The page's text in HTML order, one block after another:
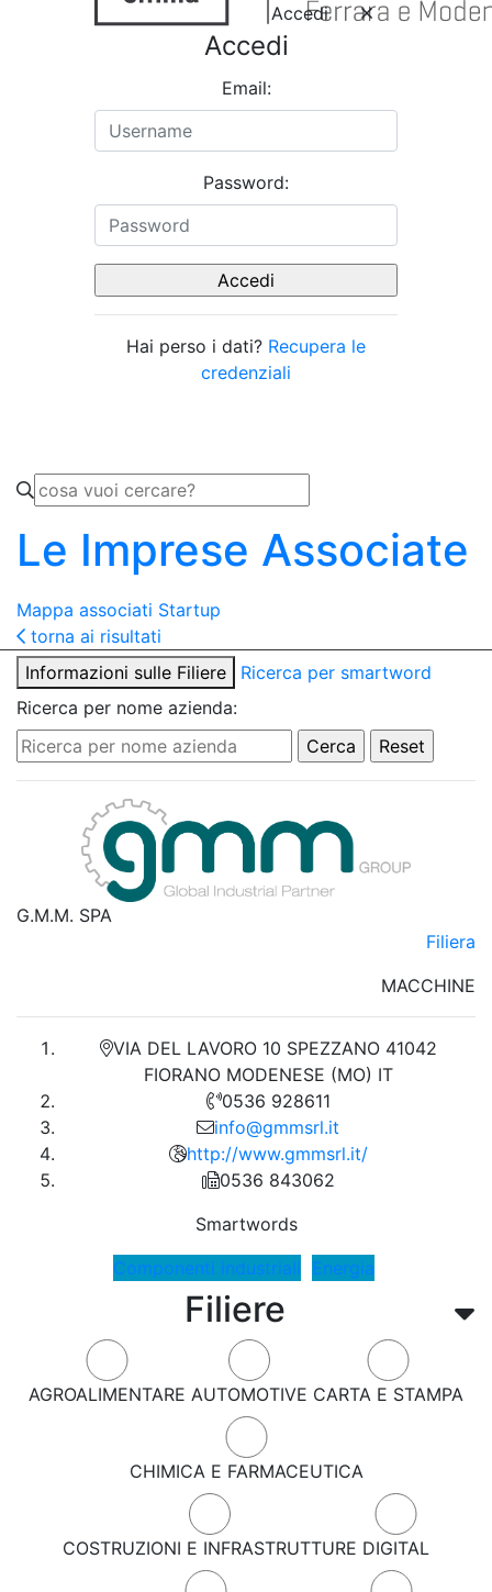
Accedi
Accedi
Email:
Password:
Hai perso i dati? Recupera le
credenziali
Le Imprese Associate
Mappa associati Startup
torna ai risultati
Informazioni sulle Filiere
Ricerca per smartword
Ricerca per nome azienda:
Filiere
AGROALIMENTARE AUTOMOTIVE CARTA E STAMPA
CHIMICA E FARMACEUTICA
COSTRUZIONI E INFRASTRUTTURE DIGITAL
G.M.M. SPA
Filiera
MACCHINE
VIA DEL LAVORO 10 SPEZZANO 41042
FIORANO MODENESE (MO) IT
0536 928611
info@gmmsrl.it
http://www.gmmsrl.it/
0536 843062
Smartwords
Componenti industriali Energia